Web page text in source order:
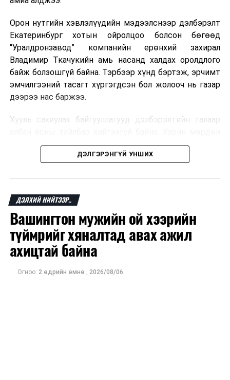
хувь Францын зах зээлээс бүрддэг бөгөөд тус улсын
Мароккогийн хөдөлмөр эрхлэлтийн сайд мэдэгджээ.
Орон нутгийн хэвлэлүүдийн мэдээлснээр дэлбэрэлт
Екатеринбург хотын ойролцоо болсон бөгөөд
“Уралдронзавод” компанийн ерөнхий захирал
Владимир Ткачукийн амь насанд халдах оролдлого
байж болзошгүй байна. Тэрбээр хүнд бэртэж, эрчимт
эмчилгээний тасагт хүргэгдсэн бол жолооч нь газар
дээрээ нас баржээ.
Хууль сахиулах байгууллагууд дэлбэрэлтийн талаар
шалгах байгууллага олон нийтэд аюултай аргаар
хүний амь насанд халдахыг завдсан гэх үндэслэлээр
мэдээлжээ.
“Уралдронзавод” компани 2023 онд Екатеринбург
хотод байгуулагдсан бөгөөд нисгэгчгүй нисэх
төхөөрөмж үйлдвэрлэдэг аж. Тус компанийн 2025
оны орлого 6.2 тэрбум рубль, цэвэр ашиг нь 1.9
тэрбум рубльд хүрсэн гэж РБК мэдээлсэн байна.
Одоогоор дэлбэрэлтийн шалтгаан, хэрэгт холбоотой
ДЭЛГЭРЭНГҮЙ УНШИХ
ДЭЛХИЙ НИЙТЭЭР..
Вашингтон мужийн ой хээрийн
түймрийг хяналтад авах ажил
ахицтай байна
Огноо: 2 өдрийн өмнө , 2026/08/06